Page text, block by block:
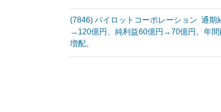
(7846) パイロットコーポレーション 通期
→120億円、純利益60億円→70億円。年
増配。